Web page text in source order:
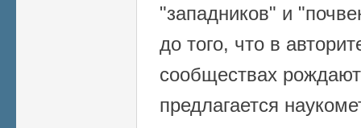
"западников" и
до того, что в
сообществах
предлагается